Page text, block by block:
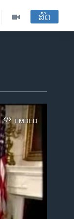
ສົດ
EMBED